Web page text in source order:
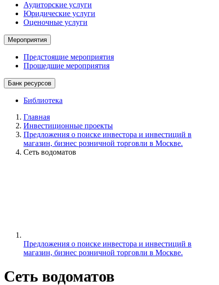
Аудиторские услуги
Юридические услуги
Оценочные услуги
Мероприятия
Предстоящие мероприятия
Прошедшие мероприятия
Банк ресурсов
Библиотека
Главная
Инвестиционные проекты
Предложения о поиске инвестора и инвестиций в
магазин, бизнес розничной торговли в Москве.
Сеть водоматов
Предложения о поиске инвестора и инвестиций в
магазин, бизнес розничной торговли в Москве.
Сеть водоматов